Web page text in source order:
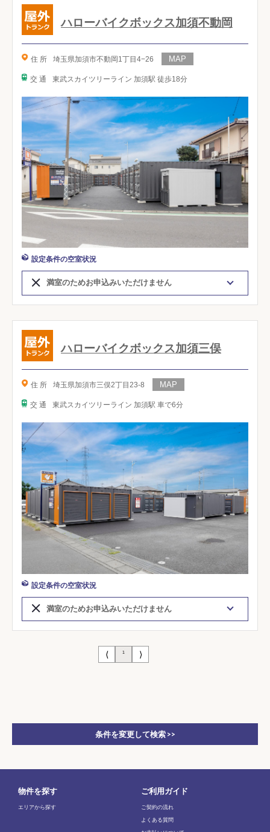
ハローバイクボックス加須不動岡
住 所 埼玉県加須市不動岡1丁目4−26
交 通 東武スカイツリーライン 加須駅 徒歩18分
設定条件の空室状況
満室のためお申込みいただけません
ハローバイクボックス加須三俣
住 所 埼玉県加須市三俣2丁目23-8
交 通 東武スカイツリーライン 加須駅 車で6分
設定条件の空室状況
満室のためお申込みいただけません
⟨ 1 ⟩
条件を変更して検索 >>
物件を探す
エリアから探す
ご利用ガイド
ご契約の流れ
よくある質問